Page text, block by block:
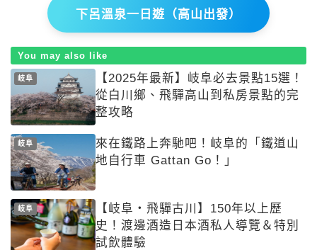
下呂溫泉一日遊（高山出發）
You may also like
岐阜
【2025年最新】岐阜必去景點15選！
從白川鄉、飛驒高山到私房景點的完
整攻略
岐阜
來在鐵路上奔馳吧！岐阜的「鐵道山
地自行車 Gattan Go！」
岐阜
【岐阜・飛驒古川】150年以上歷
史！渡邊酒造日本酒私人導覽＆特別
試飲體驗